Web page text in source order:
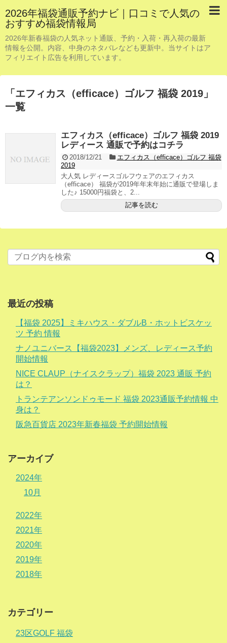
2026年福袋通販予約ナビ｜口コミで人気の
おすすめ福袋情報局
2026年新春福袋の人気ネット通販、予約・入荷・再入荷の最新
情報を公開。内容、中身のネタバレなども更新中。当サイトはア
フィリエイト広告を利用しています。
「 エフィカス（efficace）ゴルフ 福袋 2019 」
一覧
エフィカス（efficace）ゴルフ 福袋 2019
レディース 通販で予約はコチラ
2018/12/21
エフィカス（efficace）ゴルフ 福袋
2019
大人気 レディースゴルフウェアのエフィカス
（efficace） 福袋が2019年年末年始に通販で登場しま
した♪ 15000円福袋と、2...
記事を読む
最近の投稿
【福袋 2025】ミキハウス・ダブルB・ホットビスケッ
ツ 予約 情報
ナノユニバース【福袋2023】メンズ、レディース予約
開始情報
NICE CLAUP（ナイスクラップ）福袋 2023 通販 予約
は？
トランテアンソンドゥモード 福袋 2023通販予約情報 中
身は？
阪急百貨店 2023年新春福袋 予約開始情報
アーカイブ
2024年
10月
2022年
2021年
2020年
2019年
2018年
カテゴリー
23区GOLF 福袋